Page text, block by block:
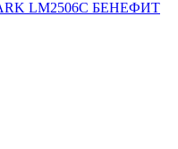
LM2506С БЕНЕФИТ